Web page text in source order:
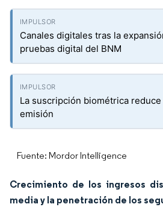
Canales digitales tras la
pruebas digital del BNM
La suscripción biométrica
emisión
Fuente: Mordor Intelligence
Crecimiento de los ingresos
media y la penetración de los